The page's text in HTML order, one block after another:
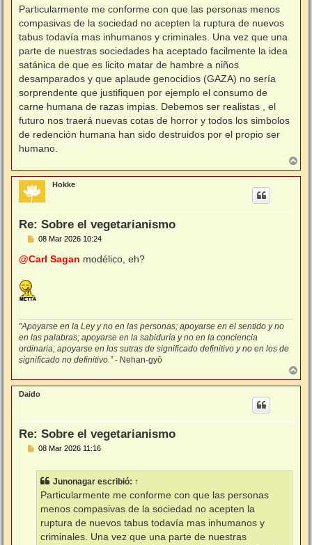
n
a
j
e
Particularmente me conforme con que las personas menos
compasivas de la sociedad no acepten la ruptura de nuevos
tabus todavía mas inhumanos y criminales. Una vez que una
parte de nuestras sociedades ha aceptado facilmente la idea
satánica de que es licito matar de hambre a niños
desamparados y que aplaude genocidios (GAZA) no sería
sorprendente que justifiquen por ejemplo el consumo de
carne humana de razas impias. Debemos ser realistas , el
futuro nos traerá nuevas cotas de horror y todos los simbolos
de redención humana han sido destruidos por el propio ser
humano.
r
r
Hokke
Re: Sobre el vegetarianismo
M
n
s
08 Mar 2026 10:24
@Carl Sagan modélico, eh?
"Apoyarse en la Ley y no en las personas; apoyarse en el sentido y no
en las palabras; apoyarse en la sabiduría y no en la conciencia
ordinaria; apoyarse en los sutras de significado definitivo y no en los de
significado no definitivo.”- Nehan-gyō
r
r
Daido
Re: Sobre el vegetarianismo
M
08 Mar 2026 11:16
Junonagar escribió: ↑
Particularmente me conforme con que las personas
menos compasivas de la sociedad no acepten la
ruptura de nuevos tabus todavía mas inhumanos y
criminales. Una vez que una parte de nuestras